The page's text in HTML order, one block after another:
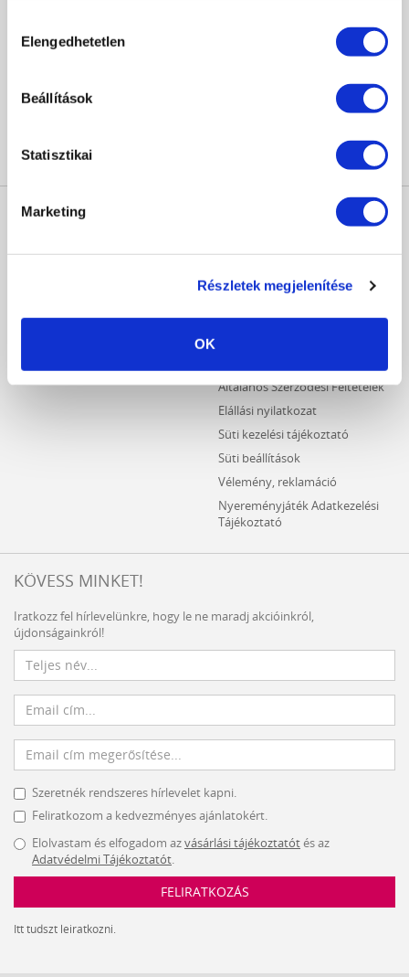
kiválasztása
Elengedhetetlen
Beállítások
Statisztikai
Marketing
Részletek megjelenítése
OK
MŰKÖRÖM
WEBÁRUHÁZ
Vásárlói információk
Fizetési információk
Általános Szerződési Feltételek
Elállási nyilatkozat
Süti kezelési tájékoztató
Süti beállítások
Vélemény, reklamáció
Nyereményjáték Adatkezelési
Tájékoztató
KÖVESS MINKET!
Iratkozz fel hírlevelünkre, hogy le ne maradj akcióinkról,
újdonságainkról!
Szeretnék rendszeres hírlevelet kapni.
Feliratkozom a kedvezményes ajánlatokért.
Elolvastam és elfogadom azvásárlási tájékoztatótés az
Adatvédelmi Tájékoztatót.
FELIRATKOZÁS
Itt tudszt leiratkozni.